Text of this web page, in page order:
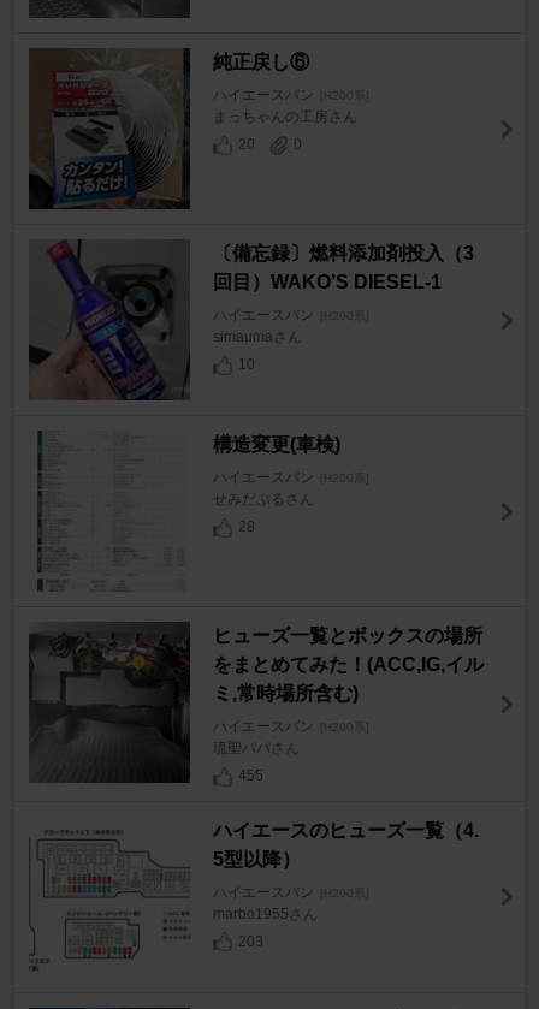
純正戻し⑥
ハイエースバン
まっちゃんの工房さん
20
0
〔備忘録〕燃料添加剤投入（3
回目）WAKO’S DIESEL-1
ハイエースバン
simaumaさん
10
構造変更(車検)
ハイエースバン
せみだぶるさん
28
ヒューズ一覧とボックスの場所
をまとめてみた！(ACC,IG,イル
ミ,常時場所含む)
ハイエースバン
琉聖パパさん
455
ハイエースのヒューズ一覧（4.
5型以降）
ハイエースバン [H200系]
marbo1955さん
203